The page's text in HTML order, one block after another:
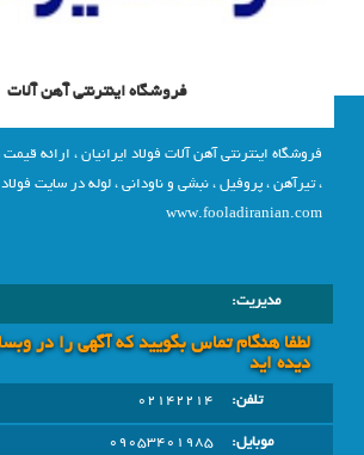
فروشگاه اینترنتی آهن آلات
فروشگاه اینترنتی آهن آلات فولاد ایرانیان ، ارائه
، تیرآهن ، پروفیل ، نبشی و ناودانی ، لوله در سایت فولاد
www.fooladiranian.com
مدیریت:
لطفا هنگام تماس بگویید که آگهی را در
دیده اید
تلفن:
02142214
موبایل:
09053401985